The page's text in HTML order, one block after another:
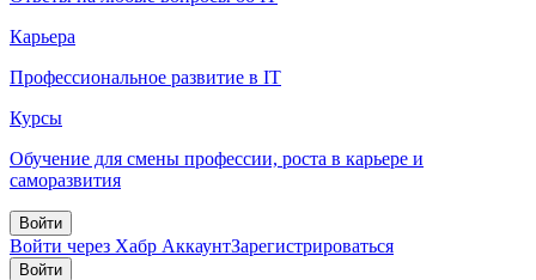
Карьера
Профессиональное развитие в IT
Курсы
Обучение для смены профессии, роста в карьере и
саморазвития
Войти
Войти через Хабр АккаунтЗарегистрироваться
Войти